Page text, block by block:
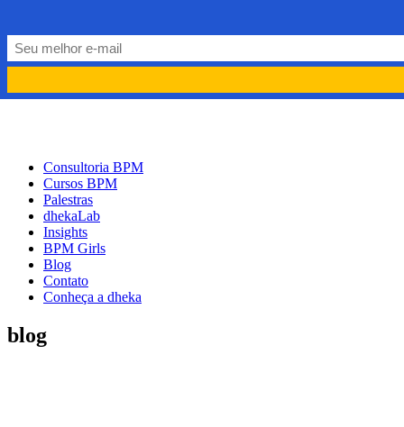
PORTUGUÊS
ENGLISH EN
Consultoria BPM
Cursos BPM
Palestras
dhekaLab
Insights
BPM Girls
Blog
Contato
Conheça a dheka
blog